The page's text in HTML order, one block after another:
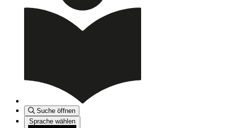
Suche öffnen
Sprache wählen